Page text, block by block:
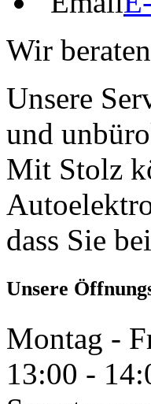
Wir
Unsere
und
Mit Stolz
dass Sie
Unsere
Montag -
13:00 -